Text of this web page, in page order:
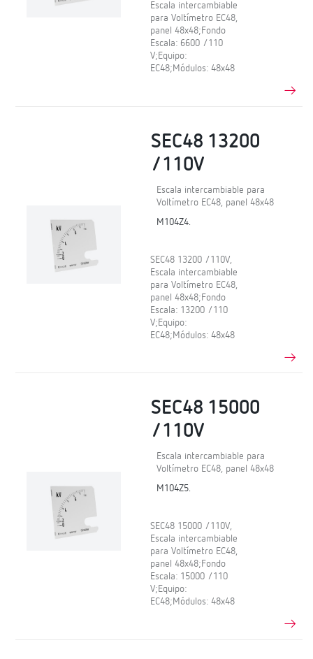
Escala intercambiable
para Voltímetro EC48,
panel 48x48;Fondo
Escala: 6600 /110
V;Equipo:
EC48;Módulos: 48x48
SEC48 13200
/110V
Escala intercambiable para
Voltímetro EC48, panel 48x48
M104Z4.
SEC48 13200 /110V,
Escala intercambiable
para Voltímetro EC48,
panel 48x48;Fondo
Escala: 13200 /110
V;Equipo:
EC48;Módulos: 48x48
SEC48 15000
/110V
Escala intercambiable para
Voltímetro EC48, panel 48x48
M104Z5.
SEC48 15000 /110V,
Escala intercambiable
para Voltímetro EC48,
panel 48x48;Fondo
Escala: 15000 /110
V;Equipo:
EC48;Módulos: 48x48